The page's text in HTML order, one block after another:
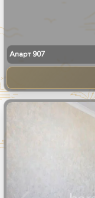
Апарт907